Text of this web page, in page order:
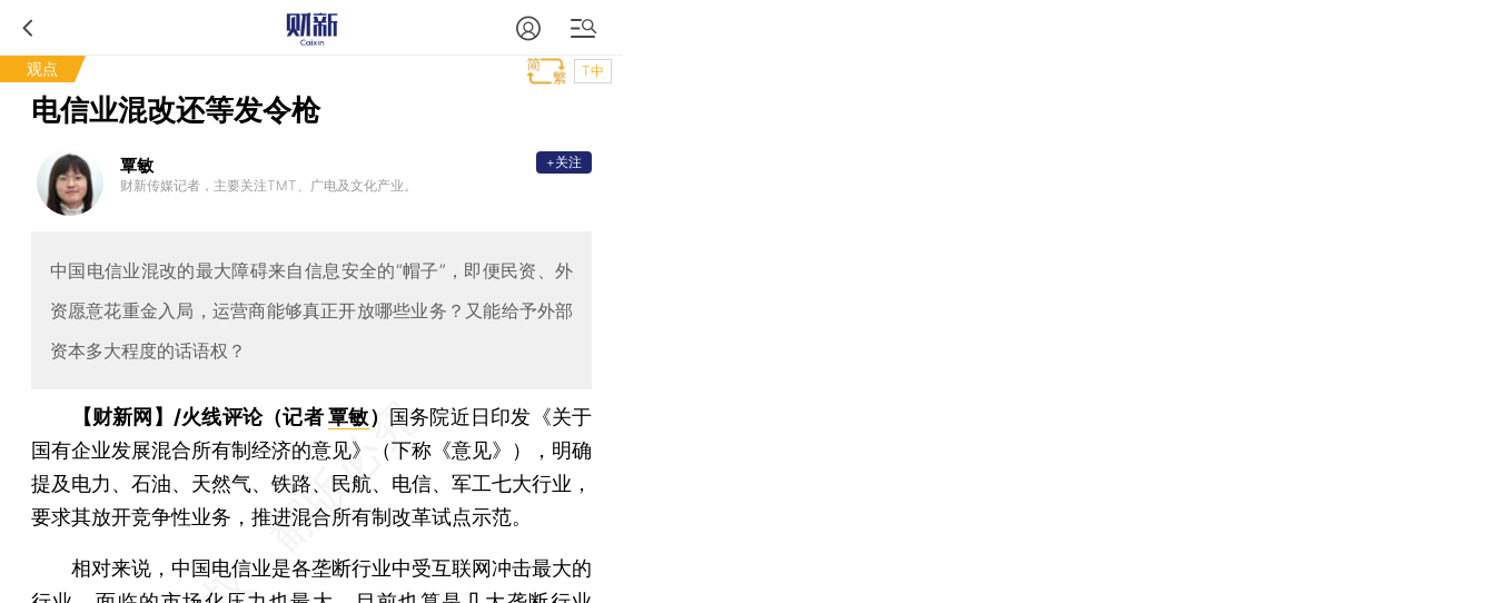
观点 T中
电信业混改还等发令枪
覃敏
财新传媒记者，主要关注TMT、广电及文化产业。
+关注
中国电信业混改的最大障碍来自信息安全的“帽子”，即便民资、外
资愿意花重金入局，运营商能够真正开放哪些业务？又能给予外部
资本多大程度的话语权？
【财新网】/火线评论（记者覃敏） 国务院近日印发《关于
国有企业发展混合所有制经济的意见》（下称《意见》），明确
提及电力、石油、天然气、铁路、民航、电信、军工七大行业，
要求其放开竞争性业务，推进混合所有制改革试点示范。
相对来说，中国电信业是各垄断行业中受互联网冲击最大的